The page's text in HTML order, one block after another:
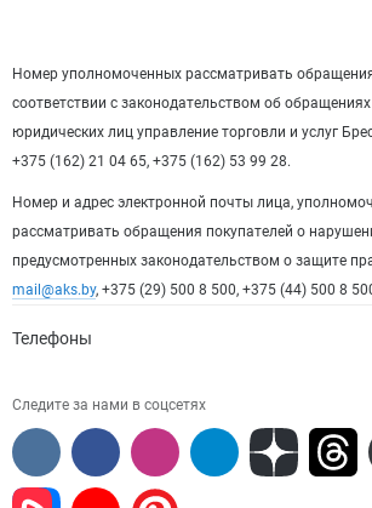
Номер уполномоченных рассматривать
соответствии с законодательством об
юридических лиц управление торговли и услуг
+375 (162) 21 04 65, +375 (162) 53 99 28.
Номер и адрес электронной почты лица,
рассматривать обращения покупателей о
предусмотренных законодательством о защите
mail@aks.by, +375 (29) 500 8 500, +375 (44) 500 8
Телефоны
Следите за нами в соцсетях